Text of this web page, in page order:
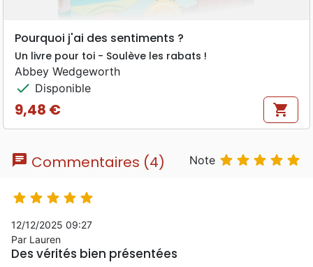
Pourquoi j'ai des sentiments ?
Un livre pour toi - Soulève les rabats !
Abbey Wedgeworth
check Disponible
Prix
9,48 € shopping_cart
chat Commentaires (4) Note     
    
12/12/2025 09:27
Par Lauren
Des vérités bien présentées